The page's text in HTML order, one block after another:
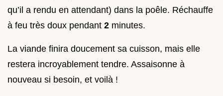
qu’il a rendu en attendant) dans la poêle. Réchauffe
à feu très doux pendant 2 minutes.
La viande finira doucement sa cuisson, mais elle
restera incroyablement tendre. Assaisonne à
nouveau si besoin, et voilà !